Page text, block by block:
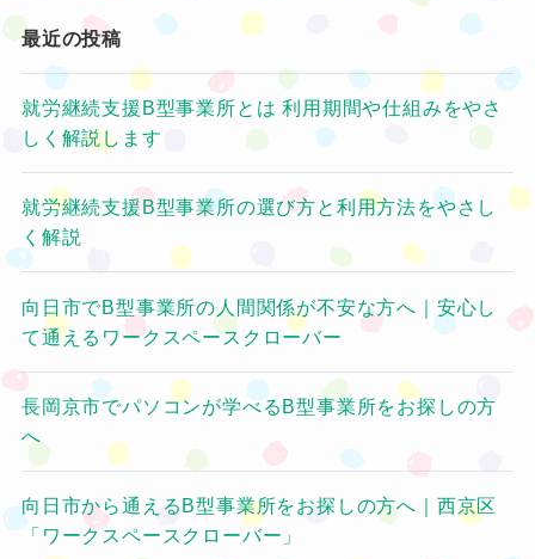
最近の投稿
就労継続支援B型事業所とは 利用期間や仕組みをやさ
しく解説します
就労継続支援B型事業所の選び方と利用方法をやさし
く解説
向日市でB型事業所の人間関係が不安な方へ｜安心し
て通えるワークスペースクローバー
長岡京市でパソコンが学べるB型事業所をお探しの方
へ
向日市から通えるB型事業所をお探しの方へ｜西京区
「ワークスペースクローバー」